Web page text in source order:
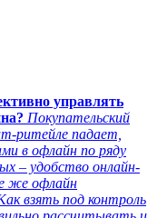
управлять
Покупательский
ритейле падает,
в офлайн по ряду
– удобство онлайн-
же офлайн
взять под контроль